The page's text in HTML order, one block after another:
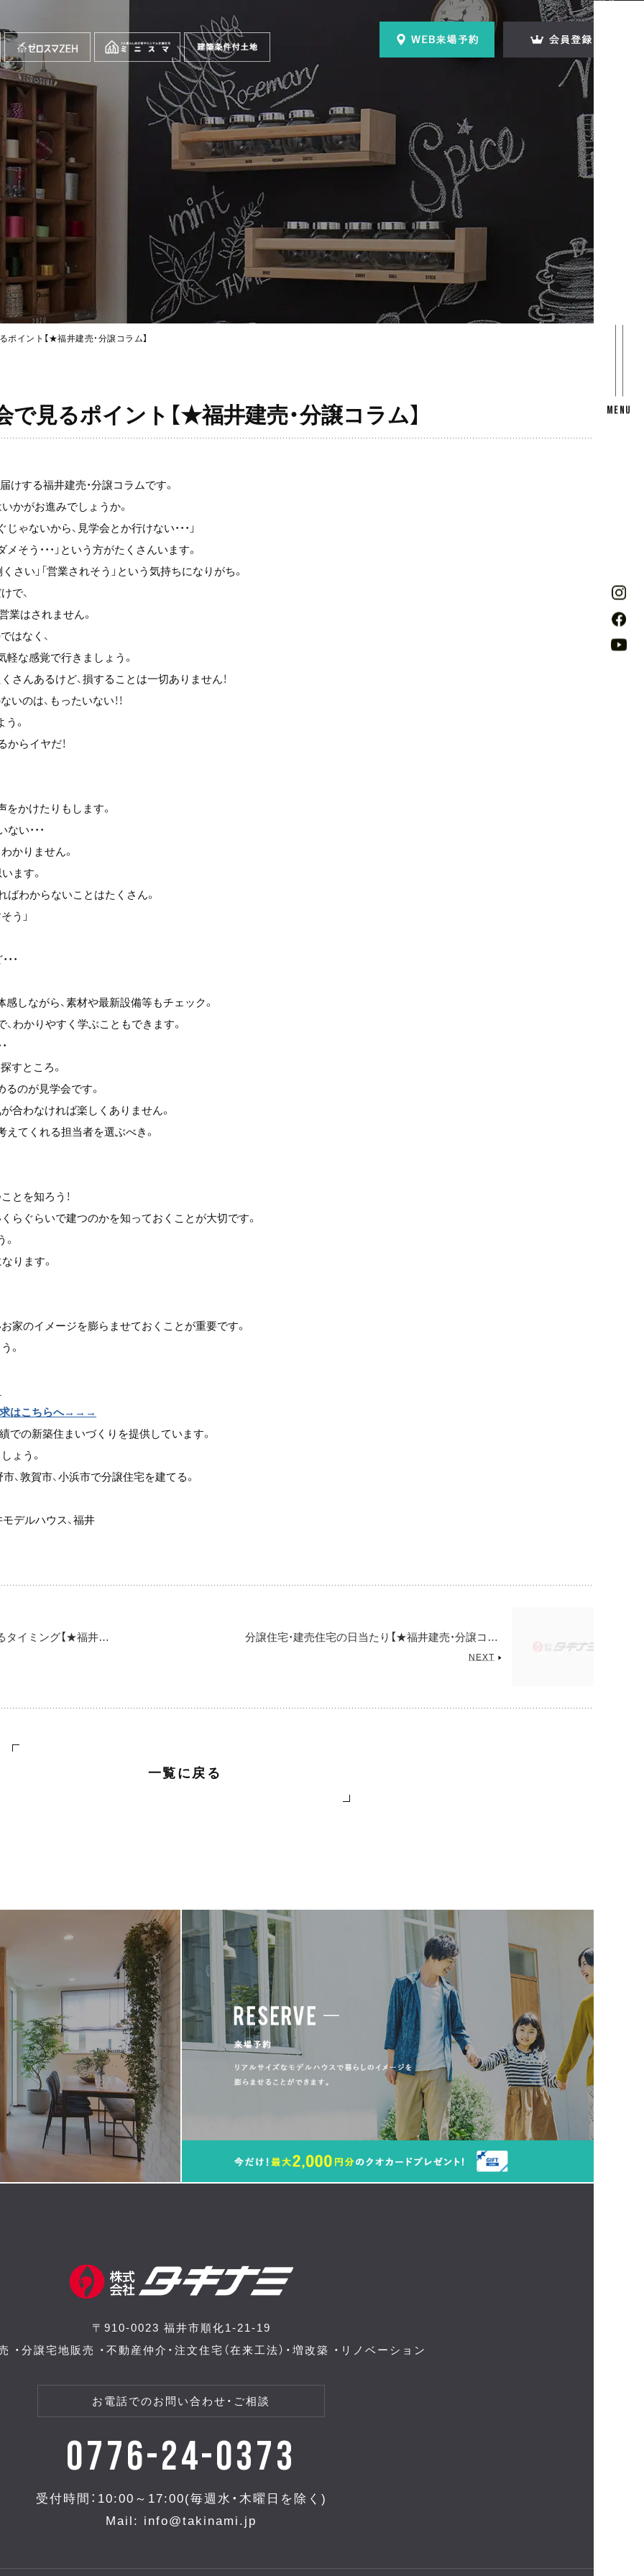
MENU
イント【★福井建売・分譲コラム】
で見るポイント【★福井建売・分譲コラム】
けする福井建売・分譲コラムです。
かがお進みでしょうか。
ゃないから、見学会とか行けない・・・」
そう・・・」という方がたくさんいます。
さい」「営業されそう」という気持ちになりがち。
で、
業はされません。
はなく、
軽な感覚で行きましょう。
さんあるけど、損することは一切ありません！
いのは、もったいない！！
。
からイヤだ！
かけたりもします。
い・・・
かりません。
ます。
ばわからないことはたくさん。
う」
・
しながら、素材や最新設備等もチェック。
わかりやすく学ぶこともできます。
すところ。
のが見学会です。
合わなければ楽しくありません。
てくれる担当者を選ぶべき。
とを知ろう！
らぐらいで建つのかを知っておくことが大切です。
ります。
家のイメージを膨らませておくことが重要です。
。
求はこちらへ→→→
での新築住まいづくりを提供しています。
ょう。
、敦賀市、小浜市で分譲住宅を建てる。
モデルハウス、福井
分譲住宅・建売住宅を購入するタイミング【★福井建売・分譲コラム】 分譲住宅・建売住宅の日当たり【★福井建売・分譲コラム】
NEXT
一覧に戻る
〒910-0023 福井市順化1-21-19
・分譲宅地販売 ・不動産仲介・注文住宅（在来工法） ・ 増改築 ・リノベーション
お電話でのお問い合わせ・ご相談
0776-24-0373
受付時間：10:00～17:00(毎週水・木曜日を除く)
Mail: info@takinami.jp